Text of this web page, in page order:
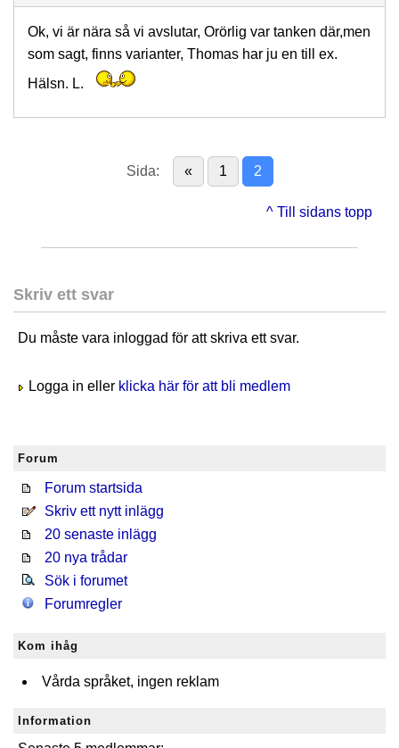
Ok, vi är nära så vi avslutar, Orörlig var tanken där,men
som sagt, finns varianter, Thomas har ju en till ex.
Hälsn. L.
Sida: « 1 2
^ Till sidans topp
Skriv ett svar
Du måste vara inloggad för att skriva ett svar.
Logga in eller klicka här för att bli medlem
Forum
Forum startsida
Skriv ett nytt inlägg
20 senaste inlägg
20 nya trådar
Sök i forumet
Forumregler
Kom ihåg
Vårda språket, ingen reklam
Information